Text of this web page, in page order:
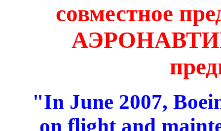
совместное
"In June 2007,
on flight and